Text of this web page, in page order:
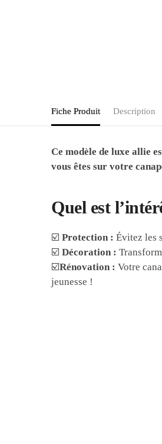
Fiche Produit Description
Ce modèle de luxe allie
vous êtes sur votre
Quel est
☑️Protection : Évitez les
☑️Décoration :
☑️Rénovation : Votre
jeunesse !